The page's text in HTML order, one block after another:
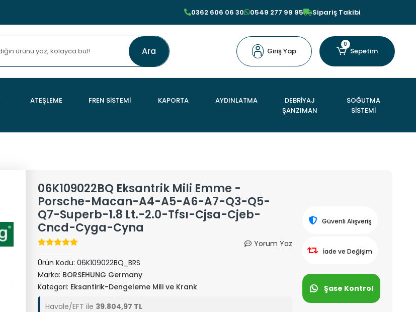
0362 606 06 30 0549 277 99 95 Sipariş Takibi
Ara Giriş Yap
0
Sepetim
ATEŞLEME FREN SİSTEMİ KAPORTA AYDINLATMA
DEBRİYAJ
ŞANZIMAN
SOĞUTMA
SİSTEMİ
06K109022BQ Eksantrik Mili Emme -
Porsche-Macan-A4-A5-A6-A7-Q3-Q5-
Q7-Superb-1.8 Lt.-2.0-Tfsı-Cjsa-Cjeb-
Cncd-Cyga-Cyna
Yorum Yaz
Ürün Kodu: 06K109022BQ_BRS
Marka: BORSEHUNG Germany
Kategori: Eksantirik-Dengeleme Mili ve Krank
Havale/EFT ile 39.804,97 TL
Güvenli Alışveriş
İade ve Değişim
Şase Kontrol